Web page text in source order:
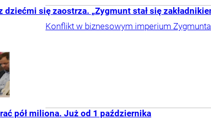
dziećmi się zaostrza. „Zygmunt stał się
Konflikt w biznesowym imperium
pół miliona. Już od 1 października